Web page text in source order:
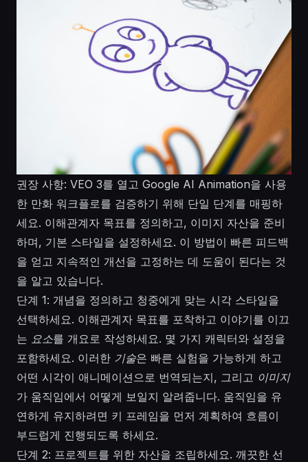
권장 사항: VEO 3를 열고 Google AI Animation을 사용
한 만화 워크플로를 검증하기 위해 단일 단계를 매핑하
세요. 이해관계자 목표를 정의하고, 이미지 자산을 준비
하며, 기본 스타일을 설정하세요. 이 방법이 빠른 피드백
을 얻고 지속적인 개선을 고정하는 데 도움이 된다는 것
을 알고 있습니다.
단계 1: 개념을 정의하고 청중에게 맞는 시각 스타일을
선택하세요. 이해관계자 목표를 포착하고 이야기를 이끄
는 요소를 개요로 작성하세요. 몇 가지 캐릭터와 설정을
포함하세요. 이러한 기술은 빠른 실험을 가능하게 하고
어떤 시각이 애니메이션으로 번역되는지, 그리고 이미지
가 움직임에서 어떻게 보일지 알려줍니다. 움직임을 유
연하게 유지하려면 키 프레임을 먼저 계획하여 흐름이
부드럽게 진행되도록 하세요.
단계 2: 프로젝트를 위한 자산을 조립하세요. 깨끗한 선